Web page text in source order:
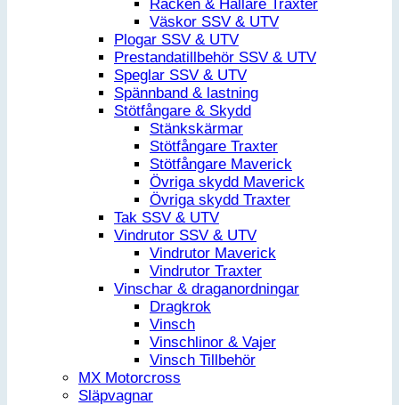
Räcken & Hållare Traxter
Väskor SSV & UTV
Plogar SSV & UTV
Prestandatillbehör SSV & UTV
Speglar SSV & UTV
Spännband & lastning
Stötfångare & Skydd
Stänkskärmar
Stötfångare Traxter
Stötfångare Maverick
Övriga skydd Maverick
Övriga skydd Traxter
Tak SSV & UTV
Vindrutor SSV & UTV
Vindrutor Maverick
Vindrutor Traxter
Vinschar & draganordningar
Dragkrok
Vinsch
Vinschlinor & Vajer
Vinsch Tillbehör
MX Motorcross
Släpvagnar